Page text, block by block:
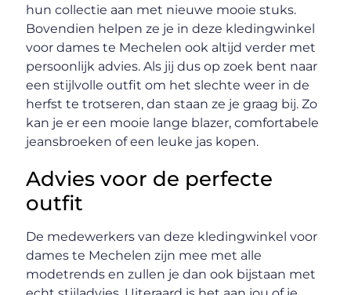
hun collectie aan met nieuwe mooie stuks.
Bovendien helpen ze je in deze kledingwinkel
voor dames te Mechelen ook altijd verder met
persoonlijk advies. Als jij dus op zoek bent naar
een stijlvolle outfit om het slechte weer in de
herfst te trotseren, dan staan ze je graag bij. Zo
kan je er een mooie lange blazer, comfortabele
jeansbroeken of een leuke jas kopen.
Advies voor de perfecte
outfit
De medewerkers van deze kledingwinkel voor
dames te Mechelen zijn mee met alle
modetrends en zullen je dan ook bijstaan met